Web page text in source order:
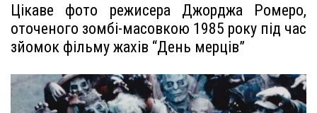
Цікаве фото режисера Джорджа Ромеро,
оточеного зомбі-масовкою 1985 року під час
зйомок фільму жахів “День мерців”